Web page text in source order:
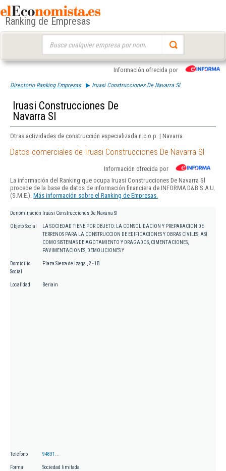
Ranking de Empresas
Información ofrecida por
Directorio Ranking Empresas Iruasi Construcciones De Navarra Sl
Iruasi Construcciones De
Navarra Sl
Otras actividades de construcción especializada n.c.o.p. | Navarra
Datos comerciales de Iruasi Construcciones De Navarra Sl
Información ofrecida por
La información del Ranking que ocupa Iruasi Construcciones De Navarra Sl
procede de la base de datos de información financiera de INFORMA D&B S.A.U.
(S.M.E.). Más información sobre el Ranking de Empresas.
Denominación Iruasi Construcciones De Navarra Sl
Objeto Social
LA SOCIEDAD TIENE POR OBJETO: LA CONSOLIDACION Y PREPARACION DE
TERRENOS PARA LA CONSTRUCCION DE EDIFICACIONES Y OBRAS CIVILES, ASI
COMO SISTEMAS DE AGOTAMIENTO Y DRAGADOS, CIMENTACIONES,
PAVIMENTACIONES, DEMOLICIONES Y
Domicilio
Social
Plaza Sierra de Izaga , 2 - 1B
Localidad Beriain
Teléfono 94831...
Forma
Sociedad limitada